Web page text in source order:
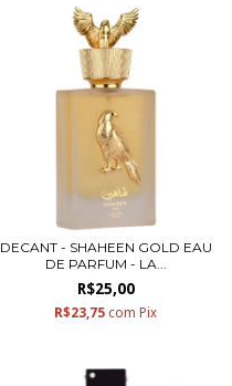
DECANT - SHAHEEN GOLD EAU
DE PARFUM - LA...
R$25,00
R$23,75 com Pix